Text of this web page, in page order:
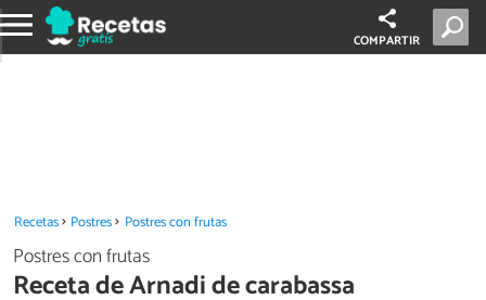
COMPARTIR
Recetas Postres Postres con frutas
Postres con frutas
Receta de Arnadi de carabassa